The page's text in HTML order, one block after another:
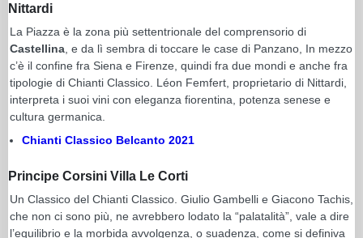
Nittardi
La Piazza è la zona più settentrionale del comprensorio di
Castellina , e da lì sembra di toccare le case di Panzano, In mezzo
c’è il confine fra Siena e Firenze, quindi fra due mondi e anche fra
tipologie di Chianti Classico. Léon Femfert, proprietario di Nittardi,
interpreta i suoi vini con eleganza fiorentina, potenza senese e
cultura germanica.
Chianti Classico Belcanto 2021
Principe Corsini Villa Le Corti
Un Classico del Chianti Classico. Giulio Gambelli e Giacono Tachis,
che non ci sono più, ne avrebbero lodato la “palatalità”, vale a dire
l’equilibrio e la morbida avvolgenza, o suadenza, come si definiva